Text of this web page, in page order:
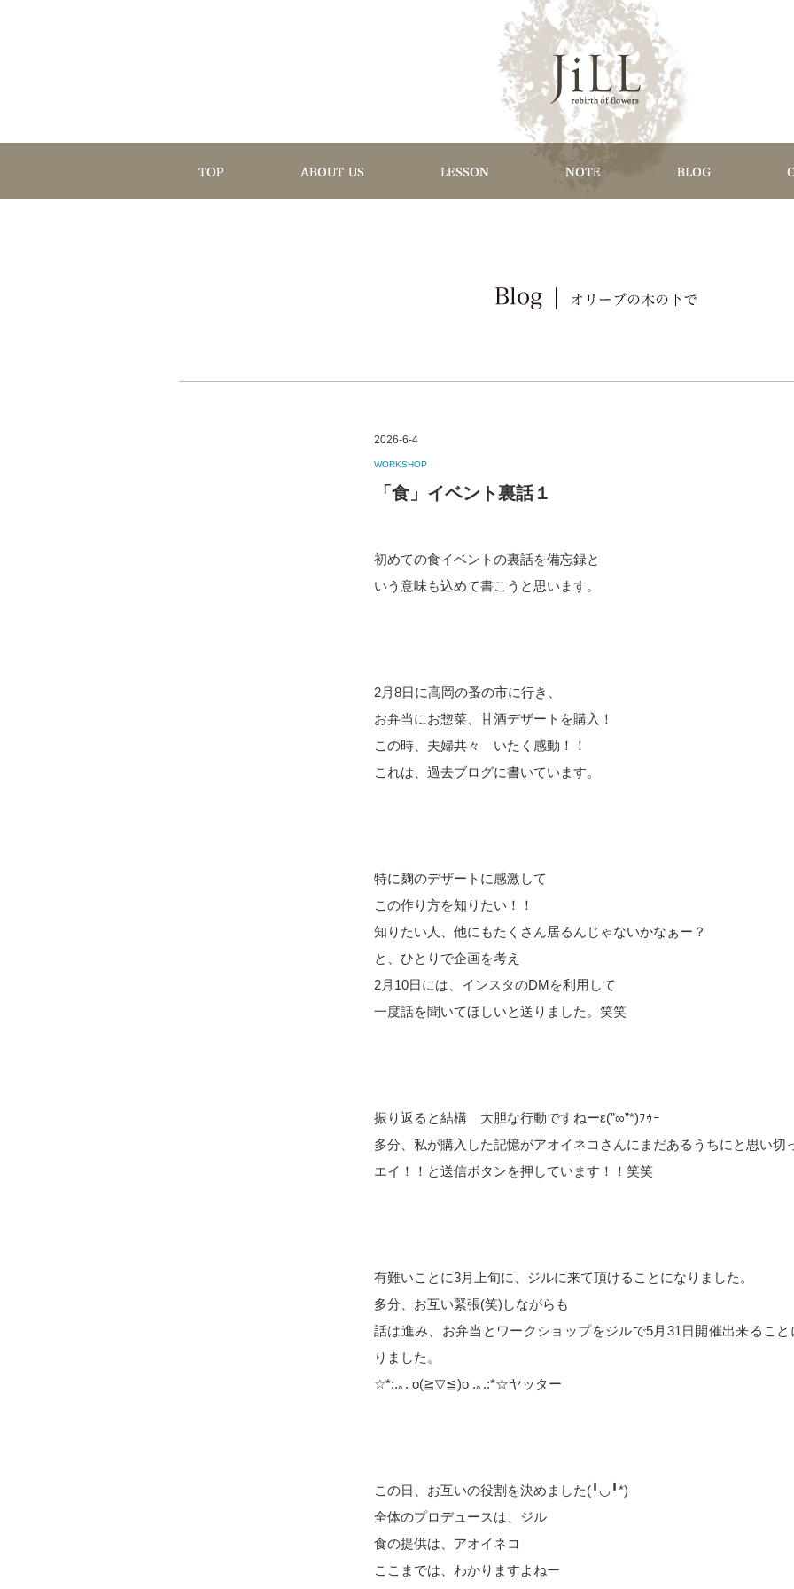
2026-6-4
WORKSHOP
「食」イベント裏話１
初めての食イベントの裏話を備忘録と
いう意味も込めて書こうと思います。
2月8日に高岡の蚤の市に行き、
お弁当にお惣菜、甘酒デザートを購入！
この時、夫婦共々 いたく感動！！
これは、過去ブログに書いています。
特に麹のデザートに感激して
この作り方を知りたい！！
知りたい人、他にもたくさん居るんじゃないかなぁー？
と、ひとりで企画を考え
2月10日には、インスタのDMを利用して
一度話を聞いてほしいと送りました。笑笑
振り返ると結構 大胆な行動ですねーε(”∞”*)ﾌｩｰ
多分、私が購入した記憶がアオイネコさんにまだあるうちにと思い切
エイ！！と送信ボタンを押しています！！笑笑
有難いことに3月上旬に、ジルに来て頂けることになりました。
多分、お互い緊張(笑)しながらも
話は進み、お弁当とワークショップをジルで5月31日開催出来ること
りました。
☆*:.｡. o(≧▽≦)o .｡.:*☆ヤッター
この日、お互いの役割を決めました(╹︎◡︎╹︎*)
全体のプロデュースは、ジル
食の提供は、アオイネコ
ここまでは、わかりますよねー